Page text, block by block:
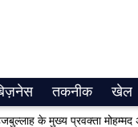
तकनीक खेल